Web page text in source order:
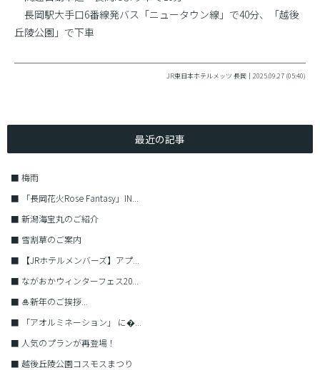
長岡駅大手口6番線発バス「ニュータウン線」で40分、「越後
丘陵公園」で下車
JR東日本ホテルメッツ 長岡｜2025.09.27 (05:40)
最近の記事
■ 梅雨
■
「長岡花火Rose Fantasy」IN...
■ 新潟海宝丸のご紹介
■ 雪割草のご案内
■
【JRホテルメンバーズ】アプ...
■ ながおかウィンターフェス20...
■ 🎍新年のご挨拶...
■
「アオルミネーション」 に�...
■ 人気のプランが再登場！
■ 越後丘陵公園コスモスまつり